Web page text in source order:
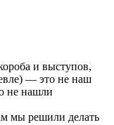
и выступов,
— это не наш
не нашли
мы решили делать